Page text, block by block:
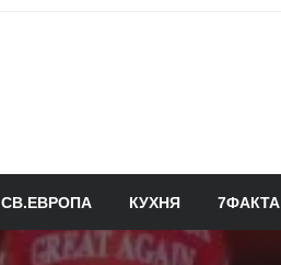
СВ.ЕВРОПА КУХНЯ 7ФАКТА